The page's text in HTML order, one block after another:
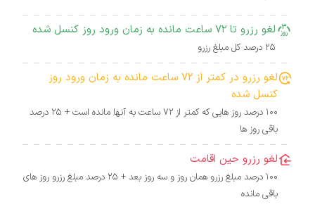
لغو رزرو تا 72 ساعت مانده به زمان ورود روز کنسل شده
25 درصد کل مبلغ رزرو
لغو رزرو در کمتر از 72 ساعت مانده به زمان ورود روز
کنسل شده
100 درصد روز هایی که کمتر از 72 ساعت به آنها مانده است + 25 درصد
باقی روز ها
لغو رزرو حین اقامت
100 درصد مبلغ رزرو همان روز و سه روز بعد + 25 درصد مبلغ رزرو روز های
باقی مانده